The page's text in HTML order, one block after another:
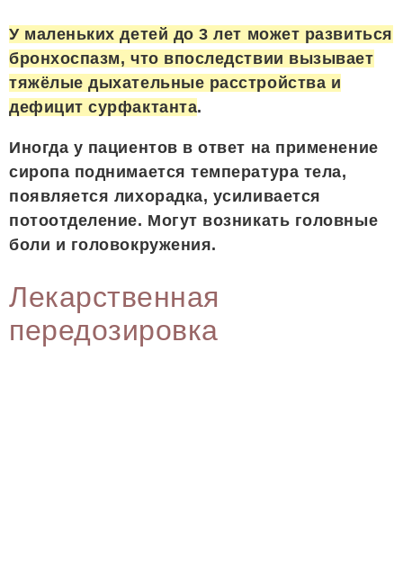
У маленьких детей до 3 лет может развиться
бронхоспазм, что впоследствии вызывает
тяжёлые дыхательные расстройства и
дефицит сурфактанта.
Иногда у пациентов в ответ на применение
сиропа поднимается температура тела,
появляется лихорадка, усиливается
потоотделение. Могут возникать головные
боли и головокружения.
Лекарственная
передозировка